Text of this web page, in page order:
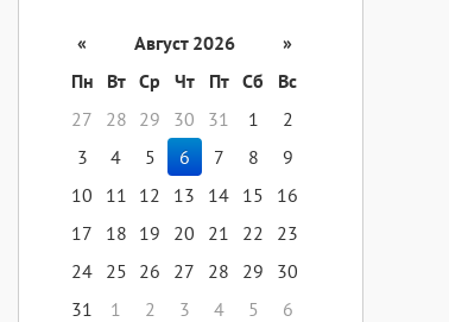
« Август 2026
»
Пн
Вт Ср Чт Пт Сб
Вс
27
28 29 30 31 1
2
3
4 5 6 7 8
9
10
11 12 13 14 15
16
17
18 19 20 21 22
23
24 25 26 27 28 29
30
31
1 2 3 4 5 6